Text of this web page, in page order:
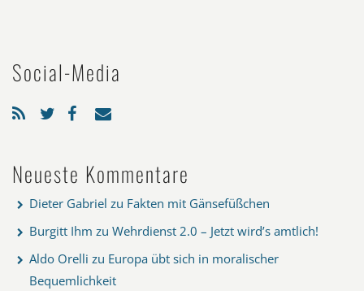
Social-Media
Neueste Kommentare
Dieter Gabriel zu Fakten mit Gänsefüßchen
Burgitt Ihm zu Wehrdienst 2.0 – Jetzt wird’s amtlich!
Aldo Orelli zu Europa übt sich in moralischer
Bequemlichkeit